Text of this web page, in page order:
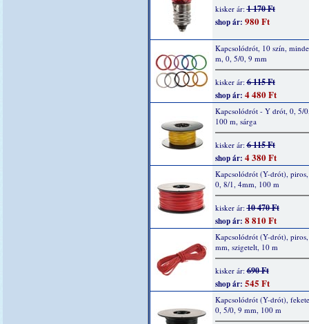
kisker ár:1 170 Ft
shop ár: 980 Ft
Kapcsolódrót, 10 szín,
m, 0, 5/0, 9 mm
kisker ár:6 115 Ft
shop ár: 4 480 Ft
Kapcsolódrót - Y drót, 0, 5/
100 m, sárga
kisker ár:6 115 Ft
shop ár: 4 380 Ft
Kapcsolódrót (Y-drót), piros,
0, 8/1, 4mm, 100 m
kisker ár:10 470 Ft
shop ár: 8 810 Ft
Kapcsolódrót (Y-drót),
mm, szigetelt, 10 m
kisker ár:690 Ft
shop ár: 545 Ft
Kapcsolódrót (Y-drót),
0, 5/0, 9 mm, 100 m